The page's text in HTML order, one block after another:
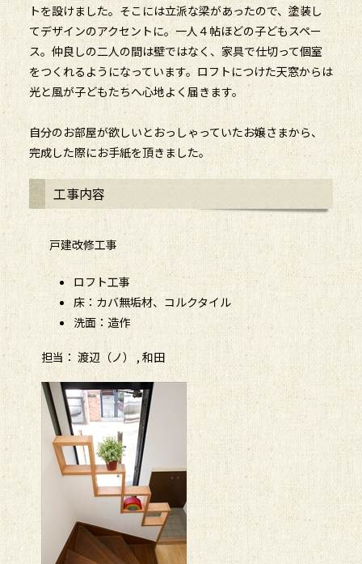
トを設けました。そこには立派な梁があったので、塗装し
てデザインのアクセントに。一人４帖ほどの子どもスペー
ス。仲良しの二人の間は壁ではなく、家具で仕切って個室
をつくれるようになっています。ロフトにつけた天窓からは
光と風が子どもたちへ心地よく届きます。
自分のお部屋が欲しいとおっしゃっていたお嬢さまから、
完成した際にお手紙を頂きました。
工事内容
戸建改修工事
ロフト工事
床：カバ無垢材、コルクタイル
洗面：造作
担当： 渡辺（ノ） , 和田